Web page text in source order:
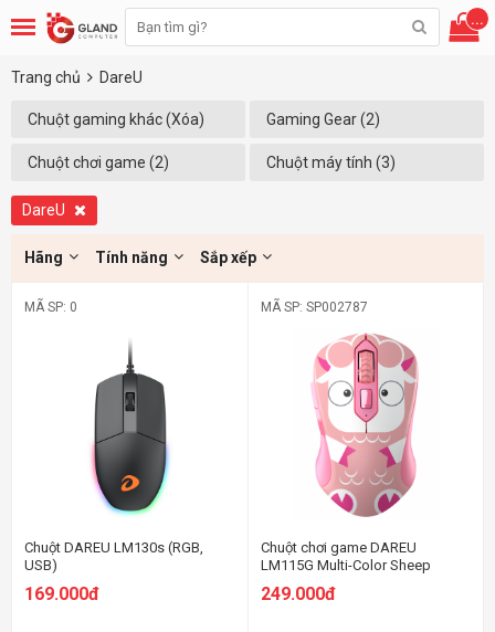
...
Trang chủ DareU
Chuột gaming khác (Xóa) Gaming Gear (2)
Chuột chơi game (2) Chuột máy tính (3)
DareU
Hãng Tính năng Sắp xếp
MÃ SP: 0
Chuột DAREU LM130s (RGB,
USB)
169.000đ
MÃ SP: SP002787
Chuột chơi game DAREU
LM115G Multi-Color Sheep
249.000đ